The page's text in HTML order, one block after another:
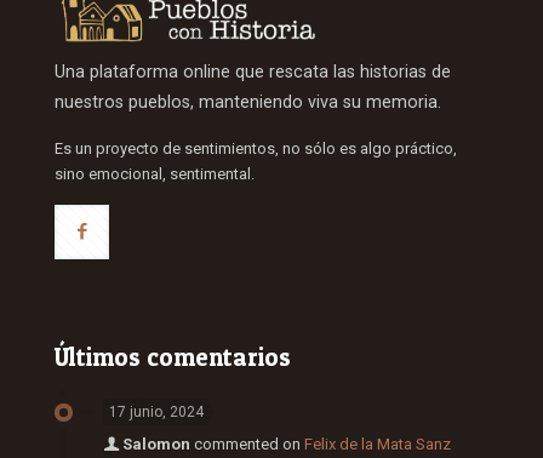
Una plataforma online que rescata las historias de
nuestros pueblos, manteniendo viva su memoria.
Es un proyecto de sentimientos, no sólo es algo práctico,
sino emocional, sentimental.
Últimos comentarios
17 junio, 2024
Salomon commented on Felix de la Mata Sanz